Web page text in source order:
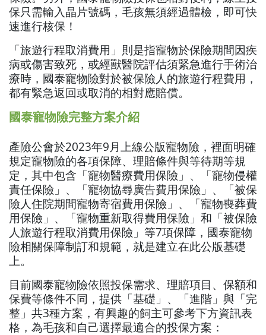
保只需輸入晶片號碼，毛孩無須經過體檢，即可快
速進行核保！
「旅遊行程取消費用」則是指寵物於保險期間因疾
病或傷害致死，或經獸醫院評估須緊急進行手術治
療時，國泰寵物險對於被保險人的旅遊行程費用，
都有緊急返回或取消的相對應賠償。
國泰寵物險完整方案介紹
產險公會於2023年9月上線公版寵物險，裡面明確
規定寵物險的各項保障、理賠條件與等待期等規
定，其中包含「寵物醫療費用保險」、「寵物侵權
責任保險」、「寵物協尋廣告費用保險」、「被保
險人住院期間寵物寄宿費用保險」、「寵物喪葬費
用保險」、「寵物重新取得費用保險」和「被保險
人旅遊行程取消費用保險」等7項保障，國泰寵物
險相關保障制訂和規範，就是建立在此公版基礎
上。
目前國泰寵物險依照投保需求、理賠項目、保額和
保費等條件不同，提供「基礎」、「進階」與「完
整」共3種方案，有興趣的飼主可參考下方資訊表
格，為毛孩和自己選擇最適合的投保方案：